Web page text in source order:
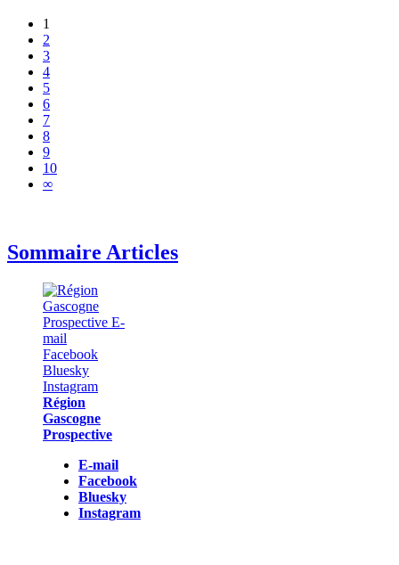
1
2
3
4
5
6
7
8
9
10
∞
Sommaire Articles
Région
Gascogne
Prospective
E-mail
Facebook
Bluesky
Instagram